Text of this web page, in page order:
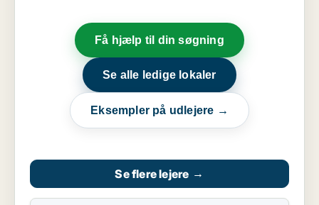
Få hjælp til din søgning
Se alle ledige lokaler
Eksempler på udlejere →
Se flere lejere →